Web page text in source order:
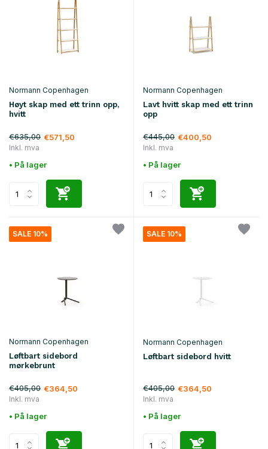
Normann Copenhagen
Høyt skap med ett trinn opp,
hvitt
€635,00 €571,50
Inkl. mva
• På lager
Normann Copenhagen
Lavt hvitt skap med ett trinn
opp
€445,00 €400,50
Inkl. mva
• På lager
SALE 10%
Normann Copenhagen
Løftbart sidebord
mørkebrunt
€405,00 €364,50
Inkl. mva
• På lager
SALE 10%
Normann Copenhagen
Løftbart sidebord hvitt
€405,00 €364,50
Inkl. mva
• På lager